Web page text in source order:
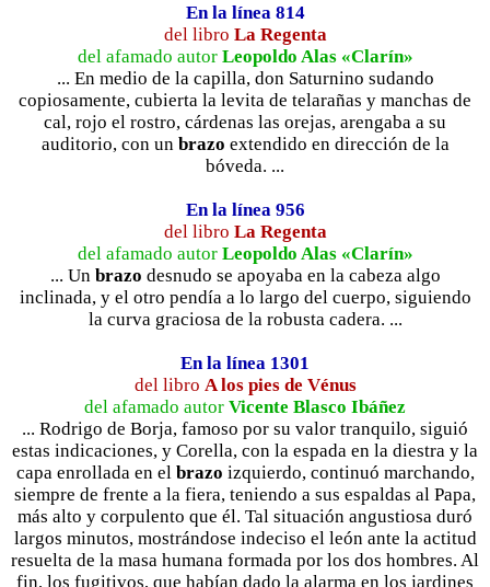
En la línea 814
del libro La Regenta
del afamado autor Leopoldo Alas «Clarín»
... En medio de la capilla, don Saturnino sudando
copiosamente, cubierta la levita de telarañas y manchas de
cal, rojo el rostro, cárdenas las orejas, arengaba a su
auditorio, con un brazo extendido en dirección de la
bóveda. ...
En la línea 956
del libro La Regenta
del afamado autor Leopoldo Alas «Clarín»
... Un brazo desnudo se apoyaba en la cabeza algo
inclinada, y el otro pendía a lo largo del cuerpo, siguiendo
la curva graciosa de la robusta cadera. ...
En la línea 1301
del libro A los pies de Vénus
del afamado autor Vicente Blasco Ibáñez
... Rodrigo de Borja, famoso por su valor tranquilo, siguió
estas indicaciones, y Corella, con la espada en la diestra y la
capa enrollada en el brazo izquierdo, continuó marchando,
siempre de frente a la fiera, teniendo a sus espaldas al Papa,
más alto y corpulento que él. Tal situación angustiosa duró
largos minutos, mostrándose indeciso el león ante la actitud
resuelta de la masa humana formada por los dos hombres. Al
fin, los fugitivos, que habían dado la alarma en los jardines